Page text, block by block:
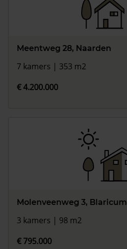
Meentweg 28, Naarden
7 kamers | 353 m2
€ 4.200.000
Molenveenweg 3, Blaricum
3 kamers | 98 m2
€ 795.000